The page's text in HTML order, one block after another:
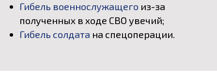
Гибель военнослужащего из-за
полученных в ходе СВО увечий;
Гибель солдата на спецоперации.